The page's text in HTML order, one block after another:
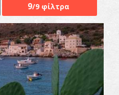
9/9 φίλτρα